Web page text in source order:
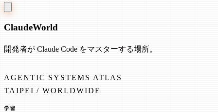
ClaudeWorld
開発者が Claude Code をマスターする場所。
AGENTIC SYSTEMS ATLAS
TAIPEI / WORLDWIDE
学習